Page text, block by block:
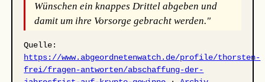
Wünschen ein knappes Drittel abgeben und
damit um ihre Vorsorge gebracht werden."
Quelle:
https://www.abgeordnetenwatch.de/profile/thorsten-
frei/fragen-antworten/abschaffung-der-